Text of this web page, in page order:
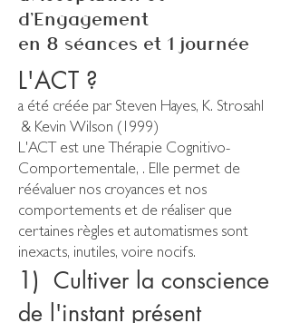
d'Engagement
en 8 séances et 1 journée
L'ACT ?
a été créée par Steven Hayes, K. Strosahl
& Kevin Wilson (1999)
L'ACT est une Thérapie Cognitivo-
Comportementale, . Elle permet de
réévaluer nos croyances et nos
comportements et de réaliser que
certaines règles et automatismes sont
inexacts, inutiles, voire nocifs.
1) Cultiver la conscience
de l'instant présent